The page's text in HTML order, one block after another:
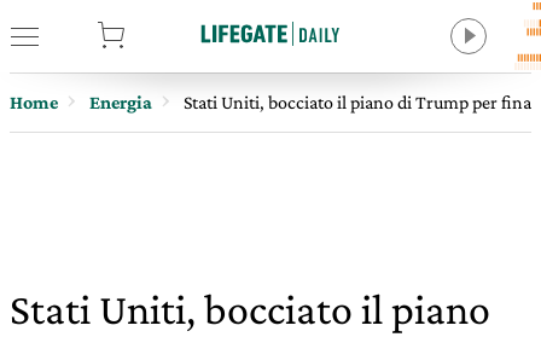
Home Energia Stati Uniti, bocciato il piano di Trump per
Stati Uniti, bocciato il piano